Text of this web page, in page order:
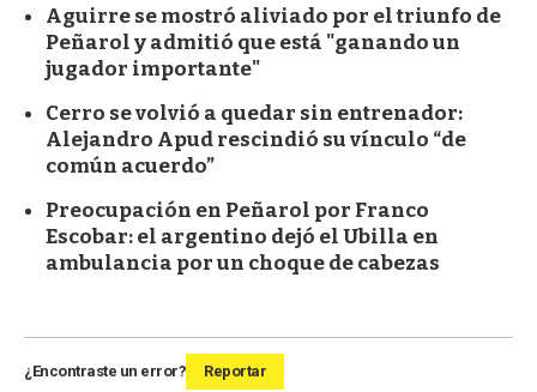
Aguirre se mostró aliviado por el triunfo de
Peñarol y admitió que está "ganando un
jugador importante"
Cerro se volvió a quedar sin entrenador:
Alejandro Apud rescindió su vínculo “de
común acuerdo”
Preocupación en Peñarol por Franco
Escobar: el argentino dejó el Ubilla en
ambulancia por un choque de cabezas
¿Encontraste un error? Reportar